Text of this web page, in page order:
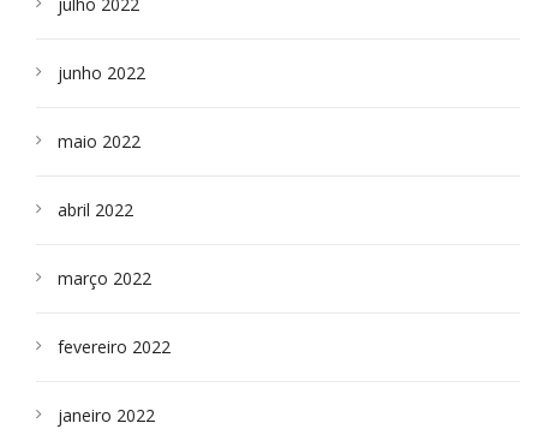
junho 2022
maio 2022
abril 2022
março 2022
fevereiro 2022
janeiro 2022